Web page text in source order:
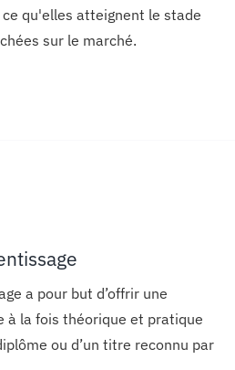
qu'elles atteignent le stade
sur le marché.
a pour but d’offrir une
à la fois théorique et pratique
ou d’un titre reconnu par